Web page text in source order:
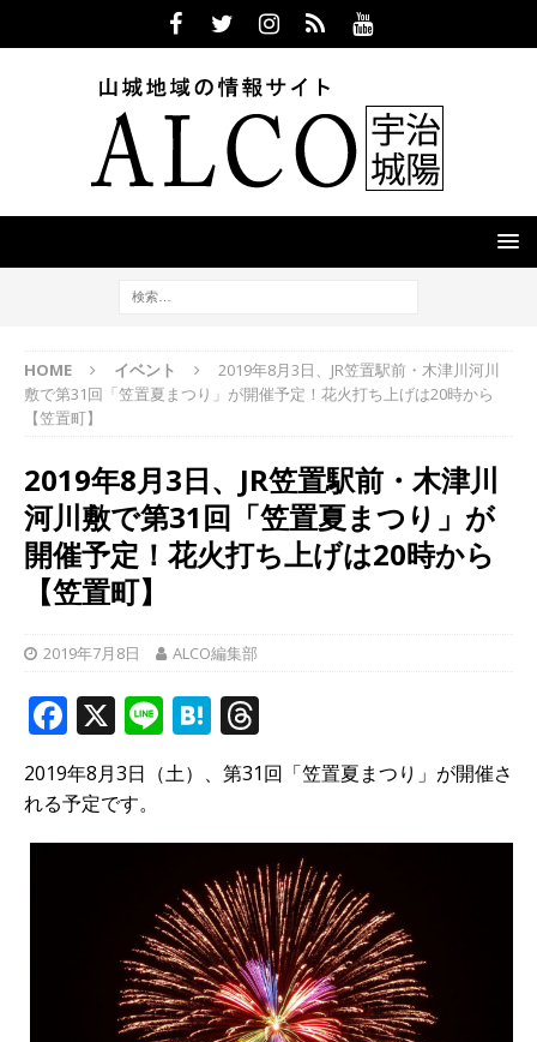
HOME イベント
2019年8月3日、JR笠置駅前・木津川河川
敷で第31回「笠置夏まつり」が開催予定！花火打ち上げは20時から
【笠置町】
2019年8月3日、JR笠置駅前・木津川
河川敷で第31回「笠置夏まつり」が
開催予定！花火打ち上げは20時から
【笠置町】
2019年7月8日 ALCO編集部
F
a
c
e
X Li
n
e
H
at
e
n
a
h
r
e
a
d
s
2019年8月3日（土）、第31回「笠置夏まつり」が開催さ
れる予定です。